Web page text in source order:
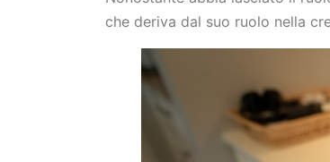
che deriva dal suo ruolo nella